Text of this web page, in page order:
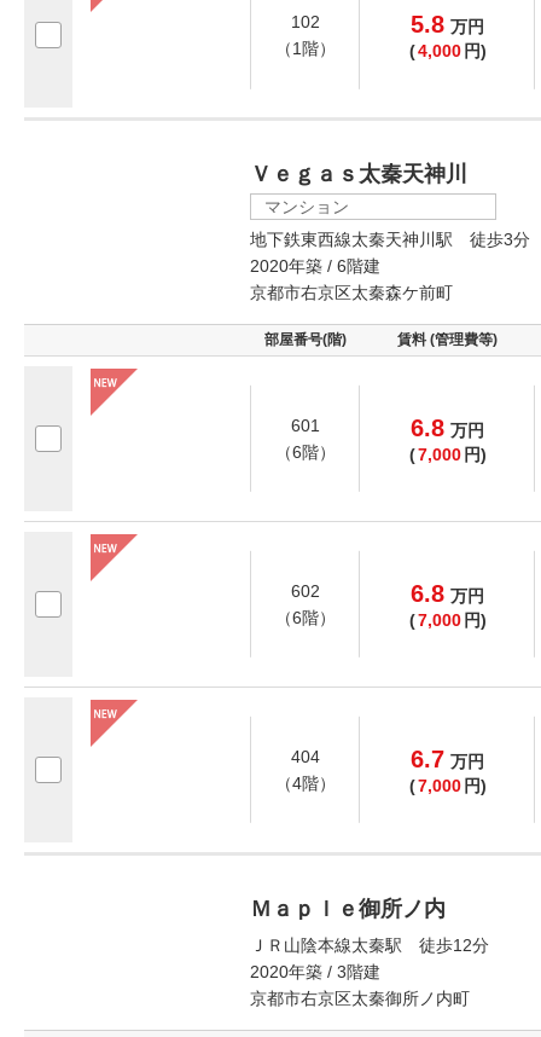
102
（1階）
5.8 万円
(4,000 円)
Ｖｅｇａｓ太秦天神川
マンション
地下鉄東西線太秦天神川駅 徒歩3分
2020年築 / 6階建
京都市右京区太秦森ケ前町
部屋番号(階) 賃料 (管理費等)
601
（6階）
6.8 万円
(7,000 円)
602
（6階）
6.8 万円
(7,000 円)
404
（4階）
6.7 万円
(7,000 円)
Ｍａｐｌｅ御所ノ内
ＪＲ山陰本線太秦駅 徒歩12分
2020年築 / 3階建
京都市右京区太秦御所ノ内町